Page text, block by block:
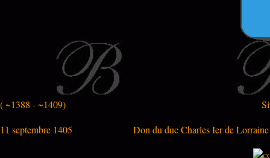
( ~1388 - ~1409)
11 septembre 1405
Don du duc Charles Ier de